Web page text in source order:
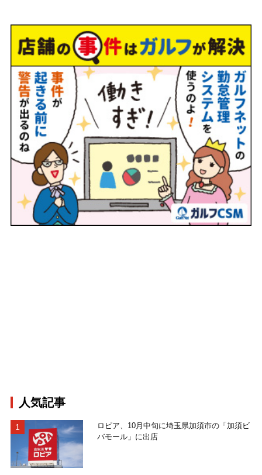
人気記事
ロピア、10月中旬に埼玉県加須市の「加須ビ
バモール」に出店